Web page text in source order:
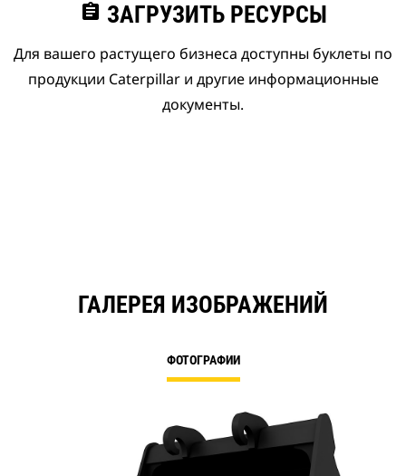
assignment ЗАГРУЗИТЬ РЕСУРСЫ
Для вашего растущего бизнеса доступны буклеты по
продукции Caterpillar и другие информационные
документы.
ГАЛЕРЕЯ ИЗОБРАЖЕНИЙ
ФОТОГРАФИИ